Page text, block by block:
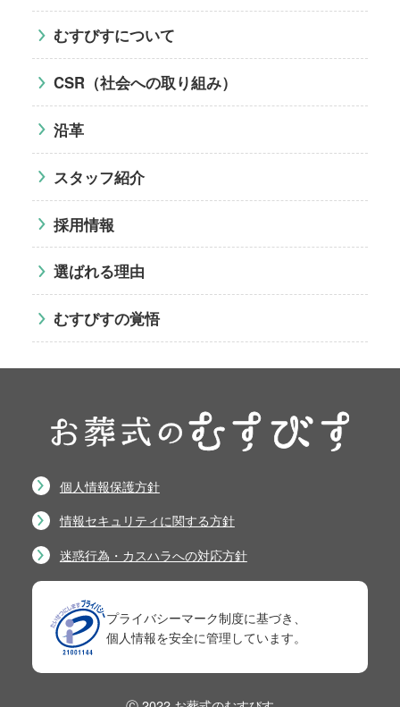
むすびすについて
CSR（社会への取り組み）
沿革
スタッフ紹介
採用情報
選ばれる理由
むすびすの覚悟
個人情報保護方針
情報セキュリティに関する方針
迷惑行為・カスハラへの対応方針
プライバシーマーク制度に基づき、
個人情報を安全に管理しています。